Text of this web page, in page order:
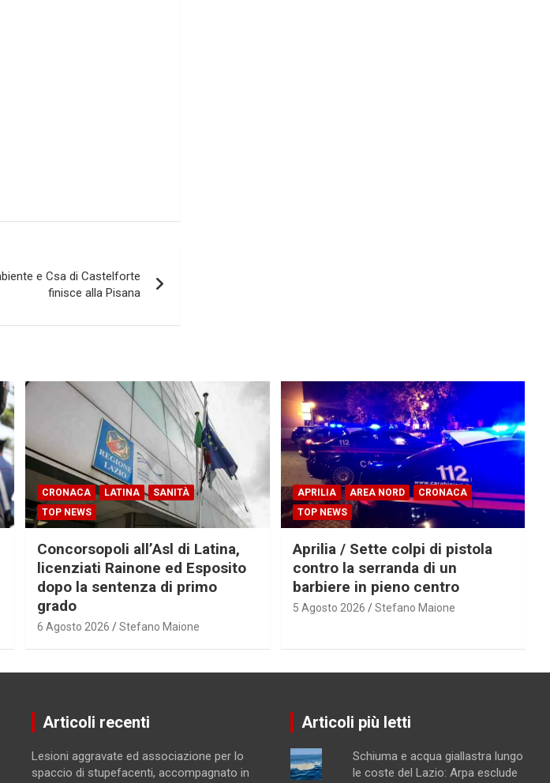
e Csa di Castelforte
finisce alla Pisana
CRONACA LATINA
SANITÀ
TOP NEWS
Concorsopoli all’Asl di Latina,
licenziati Rainone ed Esposito
dopo la sentenza di primo
grado
6 Agosto 2026 Stefano Maione
APRILIA AREA NORD
CRONACA
TOP NEWS
Aprilia / Sette colpi di pistola
contro la serranda di un
barbiere in pieno centro
5 Agosto 2026 Stefano Maione
Articoli recenti
Lesioni aggravate ed associazione per lo
spaccio di stupefacenti, accompagnato in
Articoli più letti
Schiuma e acqua giallastra lungo
le coste del Lazio: Arpa esclude